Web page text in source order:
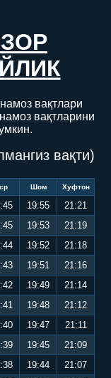
вақтлари
вақтларини
вақти)
Шом Хуфтон
19:55
21:21
19:53
21:19
19:52
21:18
19:51
21:16
19:49
21:14
19:48
21:12
19:47
21:11
19:45
21:09
19:44
21:07